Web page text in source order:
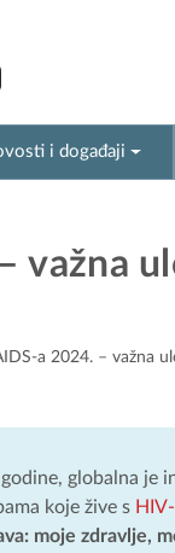
i događaji
važna
a 2024. – važna
globalna je
koje žive s
moje zdravlje,